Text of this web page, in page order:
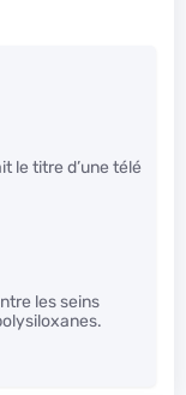
le titre d’une télé
les seins